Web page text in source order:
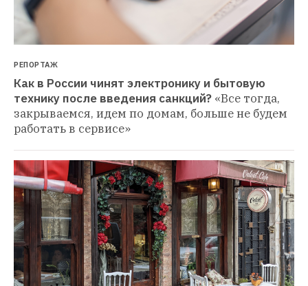
РЕПОРТАЖ
Как в России чинят электронику и бытовую
технику после введения санкций? «Все тогда,
закрываемся, идем по домам, больше не будем
работать в сервисе»